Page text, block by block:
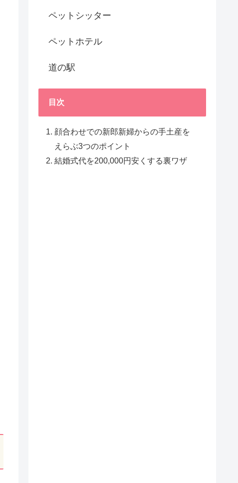
ペットシッター
ペットホテル
道の駅
目次
顔合わせでの新郎新婦からの手土産を
えらぶ3つのポイント
結婚式代を200,000円安くする裏ワザ